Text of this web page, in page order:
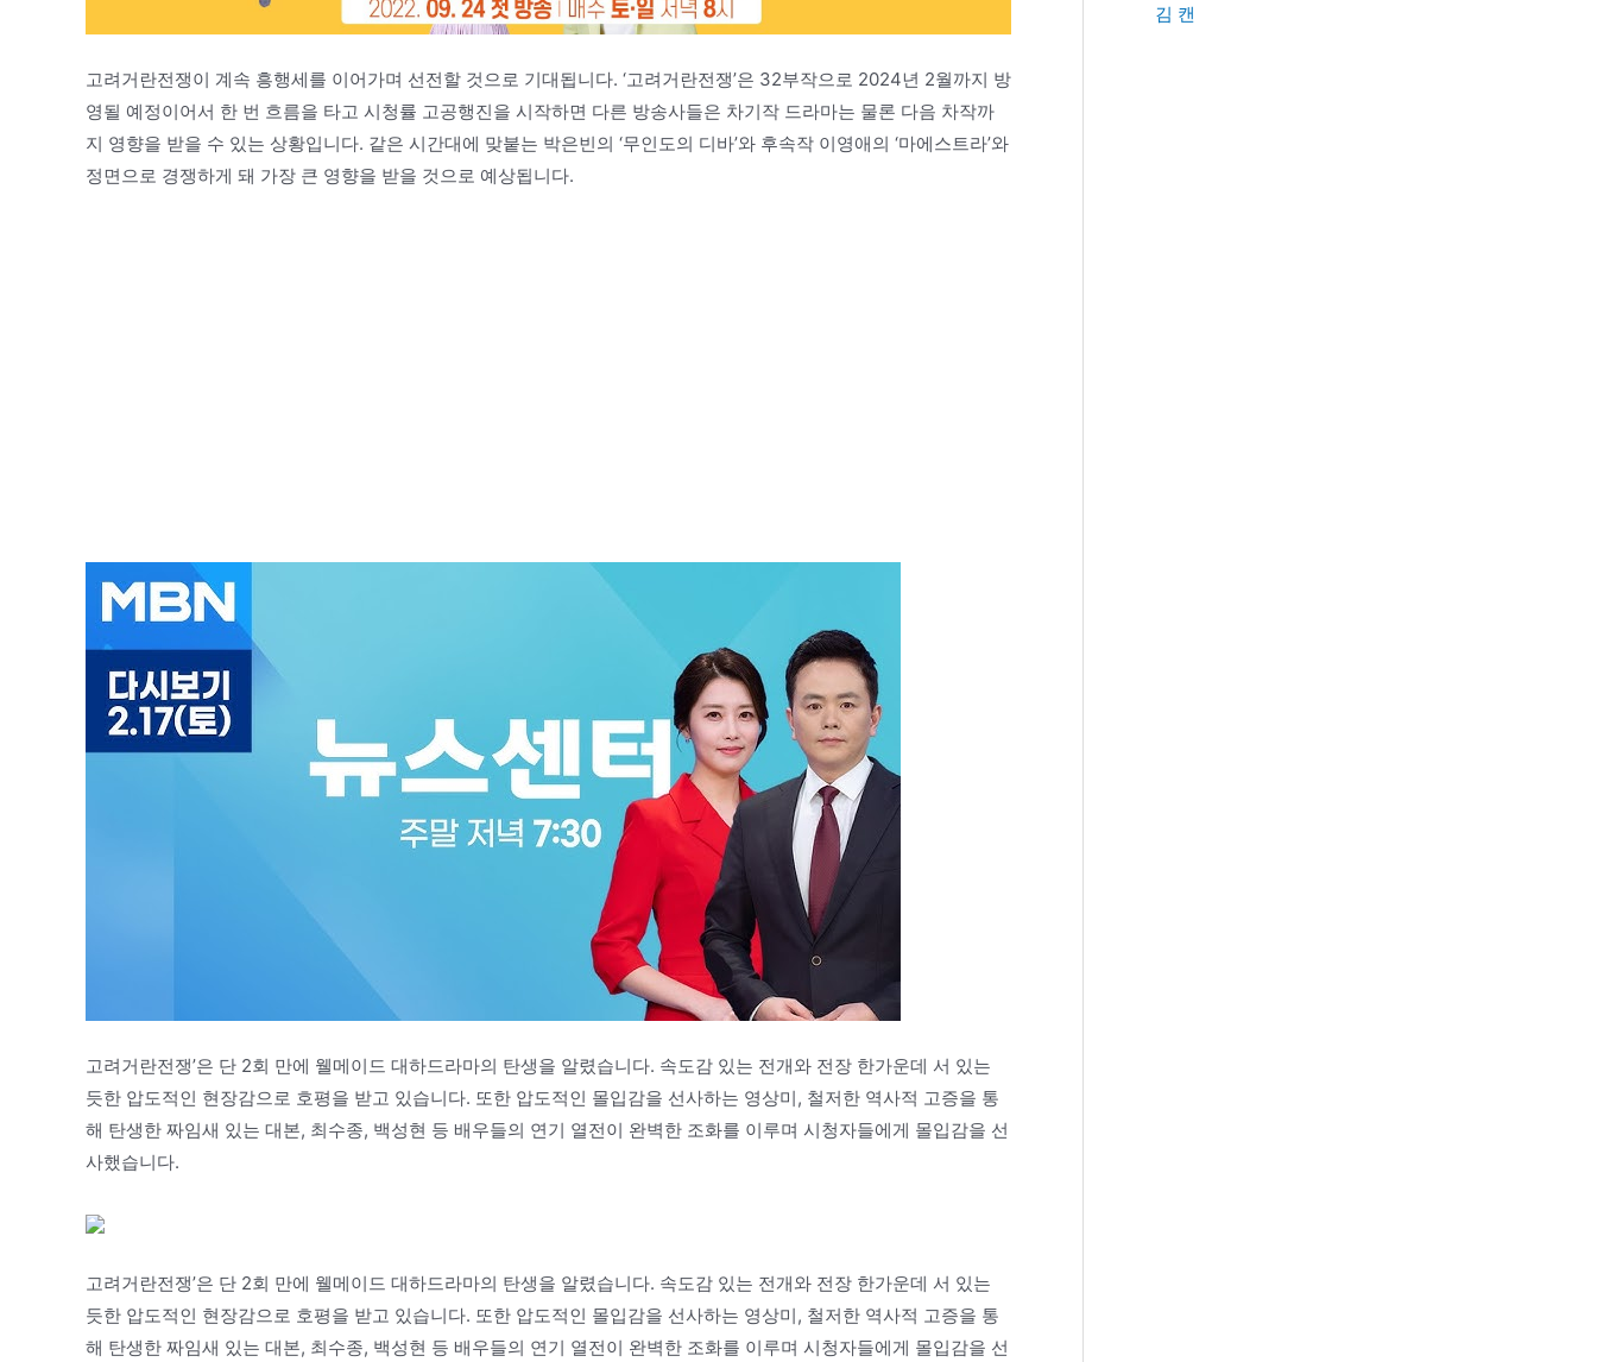
고려거란전쟁이 계속 흥행세를 이어가며 선전할 것으로 기대됩니다. ‘고려거란전쟁’은 32부작으로 2024년 2월까지 방
영될 예정이어서 한 번 흐름을 타고 시청률 고공행진을 시작하면 다른 방송사들은 차기작 드라마는 물론 다음 차작까
지 영향을 받을 수 있는 상황입니다. 같은 시간대에 맞붙는 박은빈의 ‘무인도의 디바’와 후속작 이영애의 ‘마에스트라’와
정면으로 경쟁하게 돼 가장 큰 영향을 받을 것으로 예상됩니다.
고려거란전쟁’은 단 2회 만에 웰메이드 대하드라마의 탄생을 알렸습니다. 속도감 있는 전개와 전장 한가운데 서 있는
듯한 압도적인 현장감으로 호평을 받고 있습니다. 또한 압도적인 몰입감을 선사하는 영상미, 철저한 역사적 고증을 통
해 탄생한 짜임새 있는 대본, 최수종, 백성현 등 배우들의 연기 열전이 완벽한 조화를 이루며 시청자들에게 몰입감을 선
사했습니다.
고려거란전쟁’은 단 2회 만에 웰메이드 대하드라마의 탄생을 알렸습니다. 속도감 있는 전개와 전장 한가운데 서 있는
듯한 압도적인 현장감으로 호평을 받고 있습니다. 또한 압도적인 몰입감을 선사하는 영상미, 철저한 역사적 고증을 통
해 탄생한 짜임새 있는 대본, 최수종, 백성현 등 배우들의 연기 열전이 완벽한 조화를 이루며 시청자들에게 몰입감을 선
김 캔